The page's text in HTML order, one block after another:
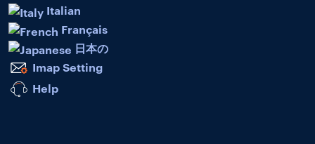
Italian
Français
日本の
Imap Setting
Help